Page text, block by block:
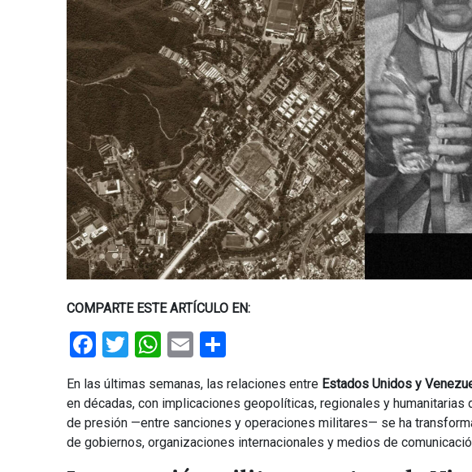
COMPARTE ESTE ARTÍCULO EN:
Facebook
Twitter
WhatsApp
Email
En las últimas semanas, las relaciones entre Estados Unidos y
en décadas, con implicaciones geopolíticas, regionales y humanitarias
de presión —entre sanciones y operaciones militares— se ha
de gobiernos, organizaciones internacionales y medios de